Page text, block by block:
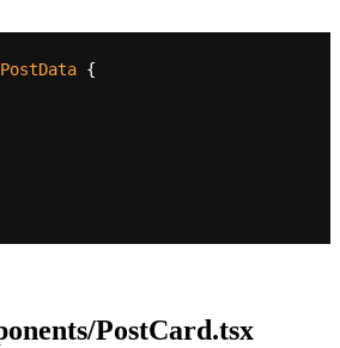
PostData {
PostCard.tsx